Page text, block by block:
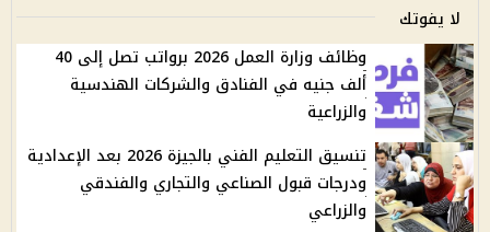
لا يفوتك
وظائف وزارة العمل 2026 برواتب تصل إلى 40
ألف جنيه في الفنادق والشركات الهندسية
والزراعية
تنسيق التعليم الفني بالجيزة 2026 بعد الإعدادية
ودرجات قبول الصناعي والتجاري والفندقي
والزراعي